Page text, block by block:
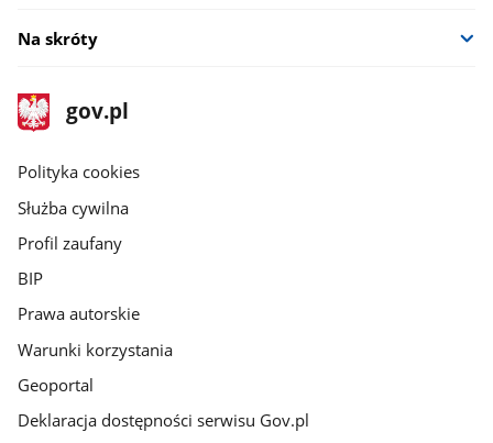
Na skróty
stopka
gov.pl
Strona
gov.pl
gov.pl
Polityka cookies
Służba cywilna
Profil zaufany
BIP
Prawa autorskie
Warunki korzystania
Geoportal
Deklaracja dostępności serwisu Gov.pl